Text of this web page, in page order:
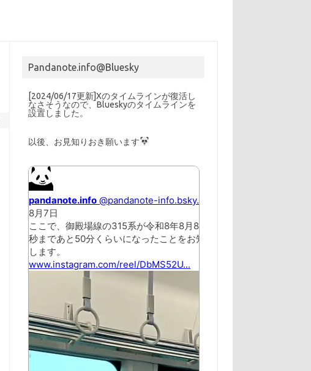
Pandanote.info@Bluesky
[2024/06/17更新]Xのタイムラインが復活し
なさそうなので、Blueskyのタイムラインを
設置しました。
以後、お見知りおき願います